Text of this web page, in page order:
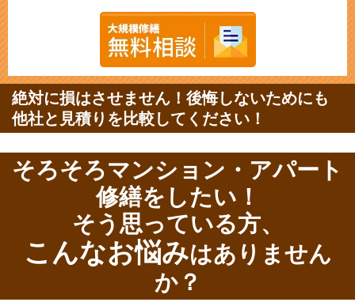
絶対に損はさせません！後悔しないためにも
他社と見積りを比較してください！
そろそろマンション・アパート
修繕をしたい！
そう思っている方、
こんなお悩みはありません
か？